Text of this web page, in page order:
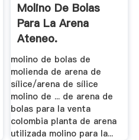
Molino De Bolas
Para La Arena
Ateneo.
molino de bolas de
molienda de arena de
sílice/arena de sílice
molino de ... de arena de
bolas para la venta
colombia planta de arena
utilizada molino para la...